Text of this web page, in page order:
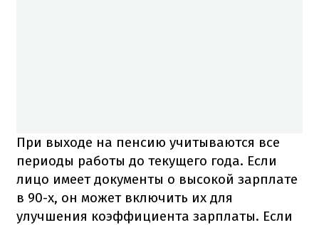
При выходе на пенсию учитываются все
периоды работы до текущего года. Если
лицо имеет документы о высокой зарплате
в 90-х, он может включить их для
улучшения коэффициента зарплаты. Если